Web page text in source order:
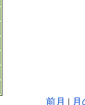
前月 |